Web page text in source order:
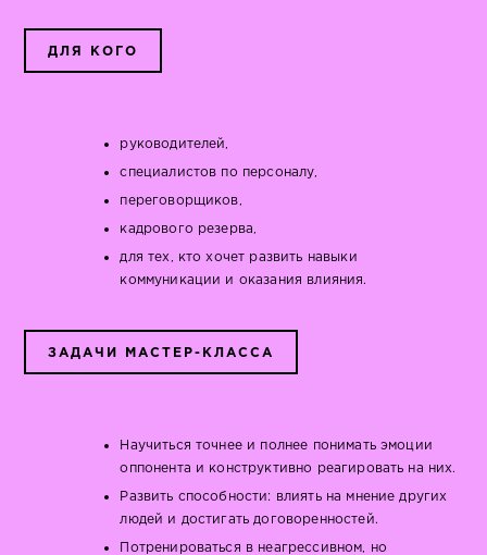
ДЛЯ КОГО
руководителей,
специалистов по персоналу,
переговорщиков,
кадрового резерва,
для тех, кто хочет развить навыки
коммуникации и оказания влияния.
ЗАДАЧИ МАСТЕР-КЛАССА
Научиться точнее и полнее понимать эмоции
оппонента и конструктивно реагировать на них.
Развить способности: влиять на мнение других
людей и достигать договоренностей.
Потренироваться в неагрессивном, но